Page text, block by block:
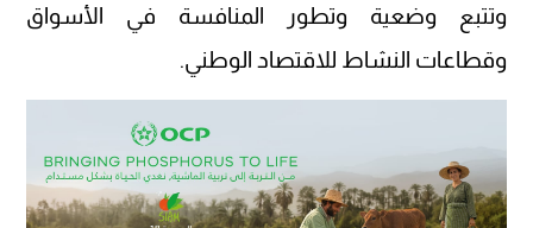
وتتبع وضعية وتطور المنافسة في الأسواق
وقطاعات النشاط للاقتصاد الوطني.